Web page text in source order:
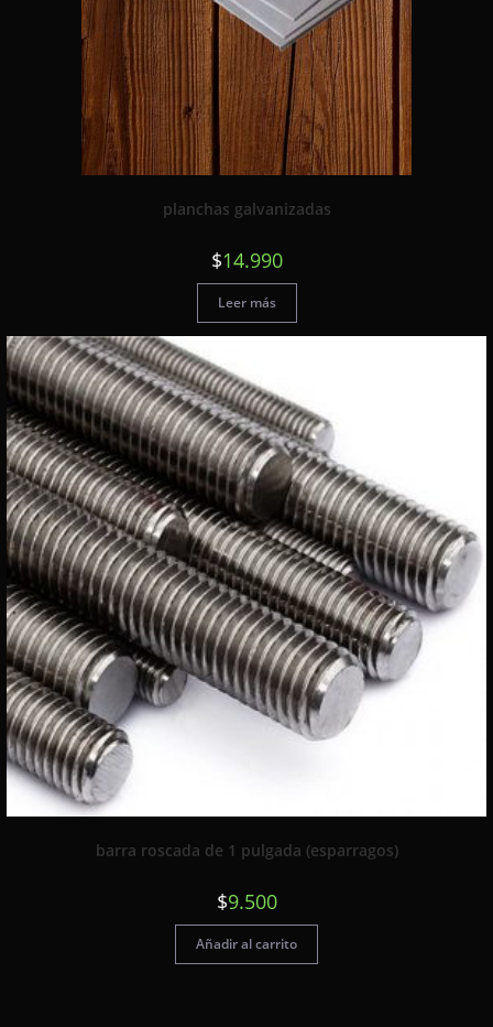
planchas galvanizadas
$14.990
Leer más
barra roscada de 1 pulgada (esparragos)
$9.500
Añadir al carrito